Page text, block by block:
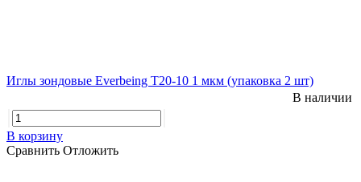
Иглы зондовые Everbeing T20-10 1 мкм (упаковка 2 шт)
В наличии
В корзину
Сравнить Отложить